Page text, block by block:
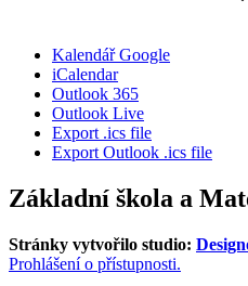
Kalendář Google
iCalendar
Outlook 365
Outlook Live
Export .ics file
Export Outlook .ics file
Základní škola a
Stránky vytvořilo studio:
Prohlášení o přístupnosti.